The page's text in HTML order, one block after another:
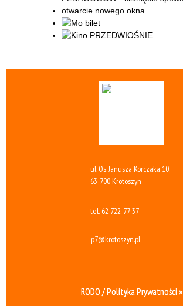
ul. Os. Janusza Korczaka 10,
63-700 Krotoszyn
tel. 62 722-77-37
p7@krotoszyn.pl
RODO / Polityka Prywatności »